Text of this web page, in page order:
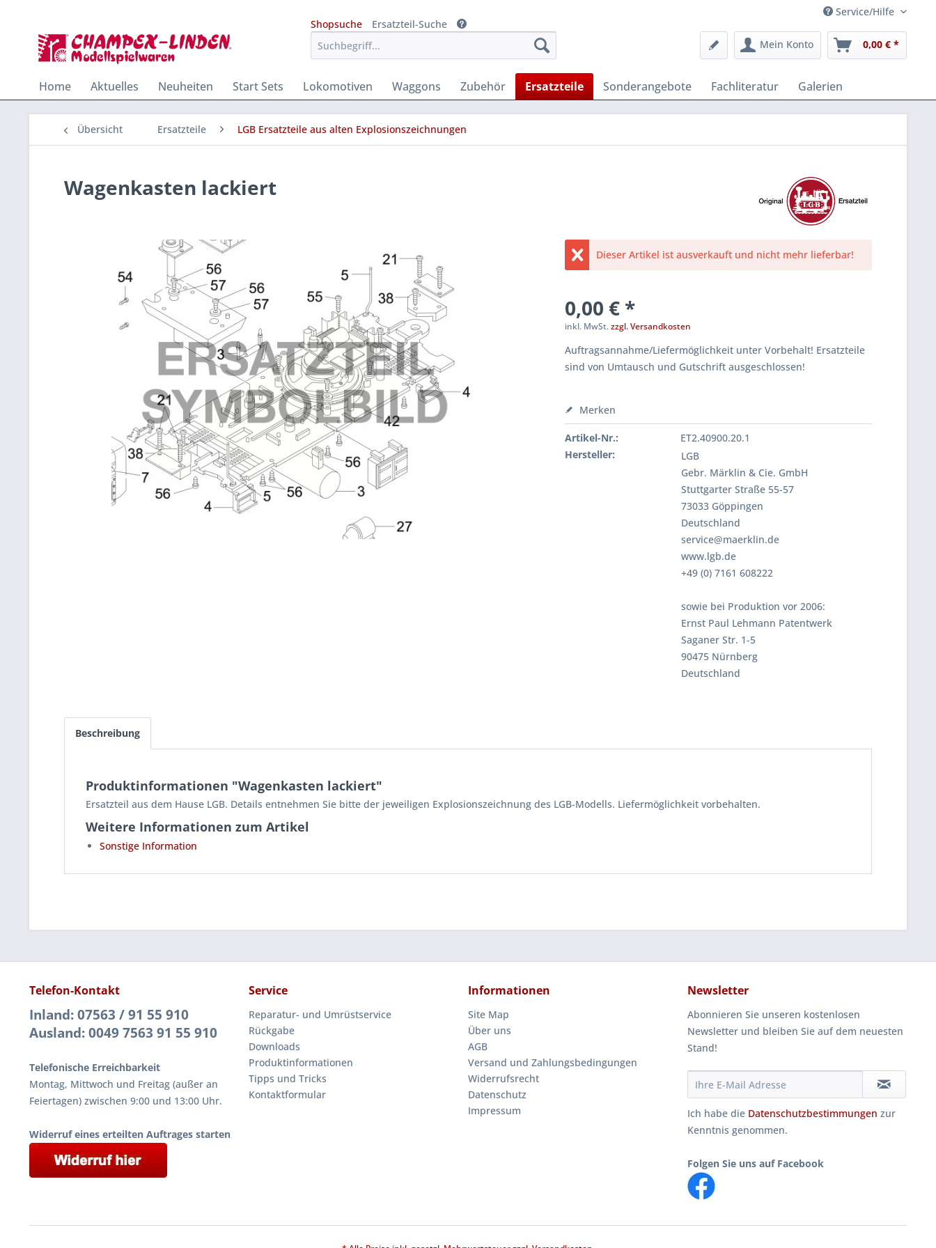
Service/Hilfe
Shopsuche
Ersatzteil-Suche
Mein Konto
0,00 € *
Home Aktuelles Neuheiten Start Sets Lokomotiven Waggons Zubehör Ersatzteile Sonderangebote Fachliteratur Galerien
Übersicht Ersatzteile LGB Ersatzteile aus alten Explosionszeichnungen
Wagenkasten lackiert
Dieser Artikel ist ausverkauft und nicht mehr lieferbar!
0,00 € *
inkl. MwSt.zzgl. Versandkosten
Auftragsannahme/Liefermöglichkeit unter Vorbehalt! Ersatzteile
sind von Umtausch und Gutschrift ausgeschlossen!
Merken
Artikel-Nr.:
ET2.40900.20.1
Hersteller:
LGB
Gebr. Märklin & Cie. GmbH
Stuttgarter Straße 55-57
73033 Göppingen
Deutschland
service@maerklin.de
www.lgb.de
+49 (0) 7161 608222
sowie bei Produktion vor 2006:
Ernst Paul Lehmann Patentwerk
Saganer Str. 1-5
90475 Nürnberg
Deutschland
Beschreibung
Produktinformationen "Wagenkasten lackiert"
Ersatzteil aus dem Hause LGB. Details entnehmen Sie bitte der jeweiligen Explosionszeichnung des LGB-Modells. Liefermöglichkeit vorbehalten.
Weitere Informationen zum Artikel
Sonstige Information
Telefon-Kontakt
Inland: 07563 / 91 55 910
Ausland: 0049 7563 91 55 910
Telefonische Erreichbarkeit
Montag, Mittwoch und Freitag (außer an
Feiertagen) zwischen 9:00 und 13:00 Uhr.
Widerruf eines erteilten Auftrages starten
Service
Reparatur- und Umrüstservice
Rückgabe
Downloads
Produktinformationen
Tipps und Tricks
Kontaktformular
Informationen
Site Map
Über uns
AGB
Versand und Zahlungsbedingungen
Widerrufsrecht
Datenschutz
Impressum
Newsletter
Abonnieren Sie unseren kostenlosen
Newsletter und bleiben Sie auf dem neuesten
Stand!
Ich habe die Datenschutzbestimmungen zur
Kenntnis genommen.
Folgen Sie uns auf Facebook